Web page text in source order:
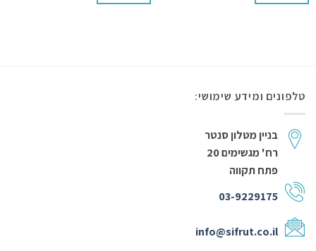
טלפונים ומידע שימושי:
בניין מטלון סנטר
רח' מגשימים 20
פתח תקווה
03-9229175
info@sifrut.co.il